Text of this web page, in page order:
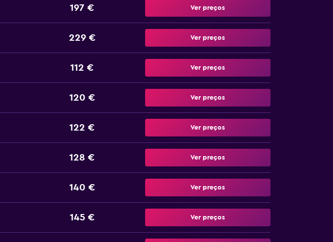
197 € Ver preços
229 € Ver preços
112 € Ver preços
120 € Ver preços
122 € Ver preços
128 € Ver preços
140 € Ver preços
145 € Ver preços